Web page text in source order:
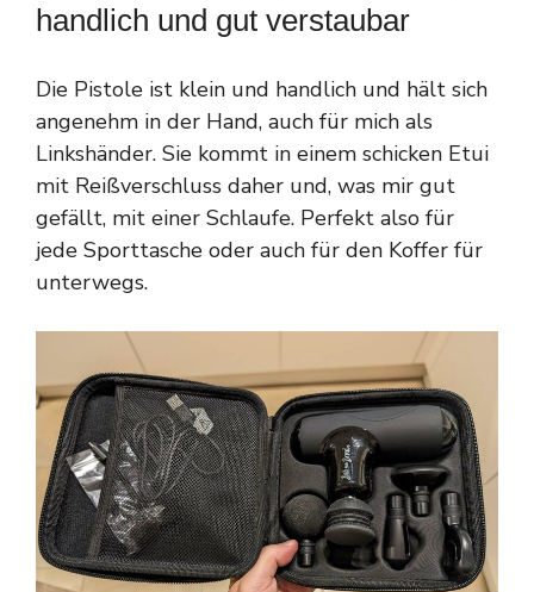
handlich und gut verstaubar
Die Pistole ist klein und handlich und hält sich
angenehm in der Hand, auch für mich als
Linkshänder. Sie kommt in einem schicken Etui
mit Reißverschluss daher und, was mir gut
gefällt, mit einer Schlaufe. Perfekt also für
jede Sporttasche oder auch für den Koffer für
unterwegs.